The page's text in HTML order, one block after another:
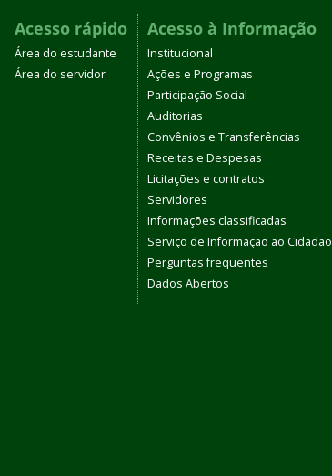
Acesso rápido
Área do estudante
Área do servidor
Acesso à Informação
Institucional
Ações e Programas
Participação Social
Auditorias
Convênios e Transferências
Receitas e Despesas
Licitações e contratos
Servidores
Informações classificadas
Serviço de Informação ao Cidadão
Perguntas frequentes
Dados Abertos